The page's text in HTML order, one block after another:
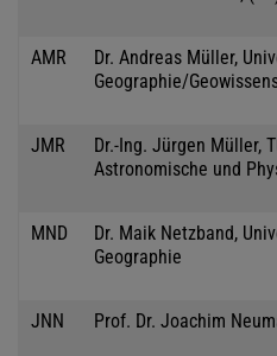
AMR
Dr. Andreas Müller,
Geographie/
JMR
Dr.-Ing. Jürgen Müller,
Astronomische und
MND
Dr. Maik Netzband,
Geographie
JNN Prof. Dr. Joachim